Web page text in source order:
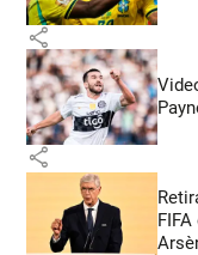
share
share